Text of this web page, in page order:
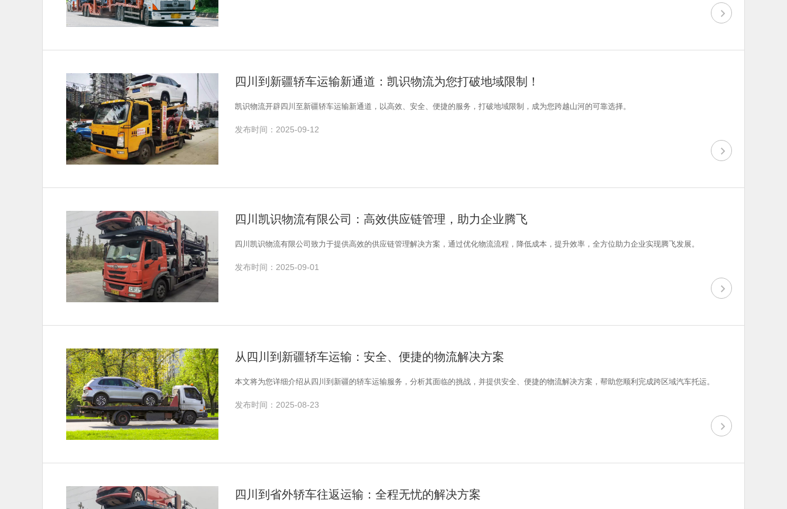
四川到新疆轿车运输新通道：凯识物流为您打破地域限制！
凯识物流开辟四川至新疆轿车运输新通道，以高效、安全、便捷的服务，打破地域限制，成为您跨越山河的可靠选择。
发布时间：2025-09-12
四川凯识物流有限公司：高效供应链管理，助力企业腾飞
四川凯识物流有限公司致力于提供高效的供应链管理解决方案，通过优化物流流程，降低成本，提升效率，全方位助力企业实现腾飞发展。
发布时间：2025-09-01
从四川到新疆轿车运输：安全、便捷的物流解决方案
本文将为您详细介绍从四川到新疆的轿车运输服务，分析其面临的挑战，并提供安全、便捷的物流解决方案，帮助您顺利完成跨区域汽车托运。
发布时间：2025-08-23
四川到省外轿车往返运输：全程无忧的解决方案